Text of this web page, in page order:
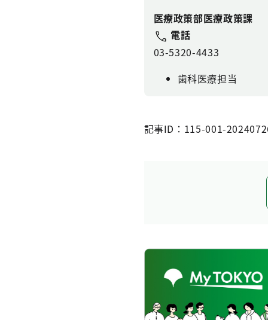
医療政策部医療政策課
電話
03-5320-4433
歯科医療担当
記事ID：115-001-